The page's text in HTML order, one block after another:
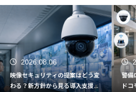
どう変
支援の
2026.08.05
警備ロボットを統合制御へ｜NTT
ドコモ発ROBOTSの新基盤と現場